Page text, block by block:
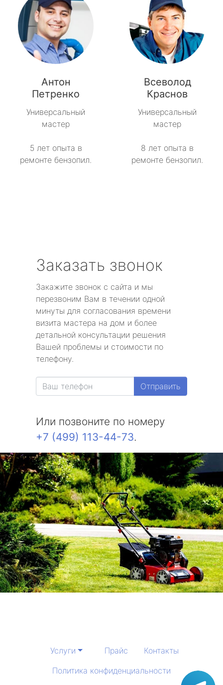
Антон
Петренко
Универсальный
мастер
5 лет опыта в
ремонте бензопил.
Всеволод
Краснов
Универсальный
мастер
8 лет опыта в
ремонте бензопил.
Заказать звонок
Закажите звонок с сайта и мы
перезвоним Вам в течении одной
минуты для согласования времени
визита мастера на дом и более
детальной консультации решения
Вашей проблемы и стоимости по
телефону.
Отправить
Или позвоните по номеру
+7 (499) 113-44-73.
Услуги Прайс
Контакты
Политика конфиденциальности